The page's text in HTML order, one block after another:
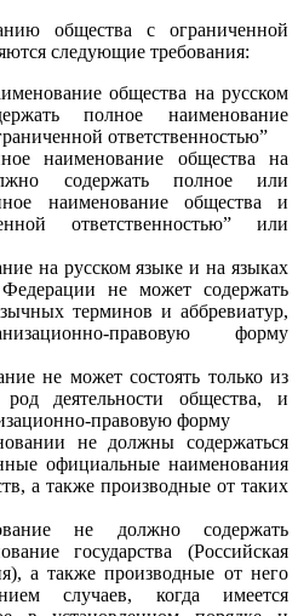
общества с ограниченной
следующие требования:
общества на русском
полное наименование
ответственностью”
наименование общества на
содержать полное или
наименование общества и
ответственностью” или
на русском языке и на языках
не может содержать
терминов и аббревиатур,
правовую форму
не может состоять только из
деятельности общества, и
правовую форму
не должны содержаться
официальные наименования
а также производные от таких
не должно содержать
государства (Российская
а также производные от него
случаев, когда имеется